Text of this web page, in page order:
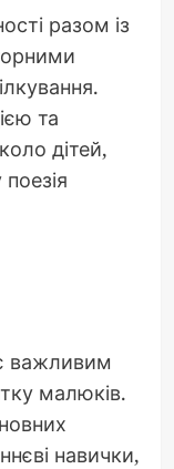
разом із
та
дітей,
важливим
малюків.
навички,